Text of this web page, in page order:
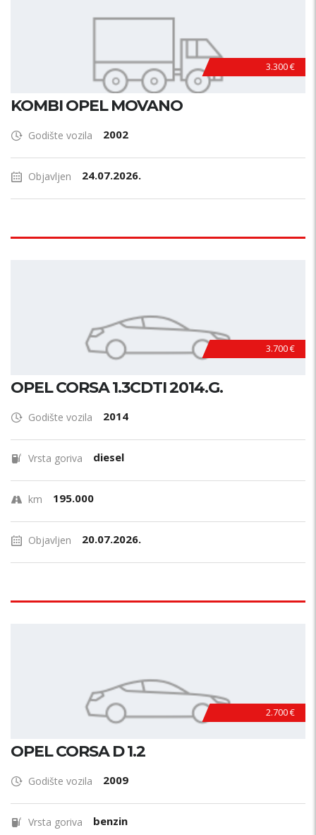
3.300 €
KOMBI OPEL MOVANO
Godište vozila 2002
Objavljen 24.07.2026.
3.700 €
OPEL CORSA 1.3CDTI 2014.G.
Godište vozila 2014
Vrsta goriva diesel
km 195.000
Objavljen 20.07.2026.
2.700 €
OPEL CORSA D 1.2
Godište vozila 2009
Vrsta goriva benzin